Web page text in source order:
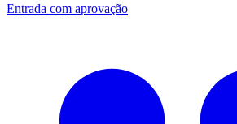
Entrada com aprovação